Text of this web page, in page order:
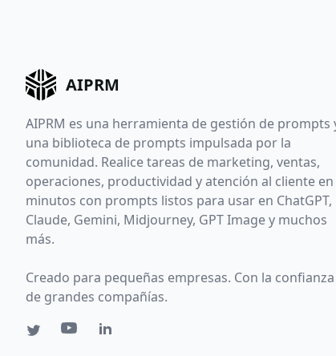
AIPRM
AIPRM es una herramienta de gestión de prompts
una biblioteca de prompts impulsada por la
comunidad. Realice tareas de marketing, ventas,
operaciones, productividad y atención al cliente en
minutos con prompts listos para usar en ChatGPT,
Claude, Gemini, Midjourney, GPT Image y muchos
más.
Creado para pequeñas empresas. Con la confianza
de grandes compañías.